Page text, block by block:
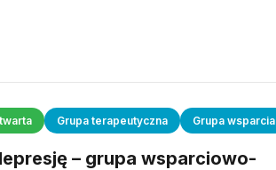
Grupa terapeutyczna Grupa wsparcia
– grupa wsparciowo-